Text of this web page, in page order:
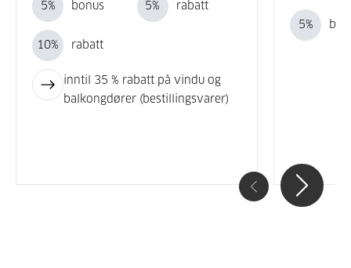
5% bonus 5% rabatt
10% rabatt
inntil 35 % rabatt på vindu og
balkongdører (bestillingsvarer)
5%